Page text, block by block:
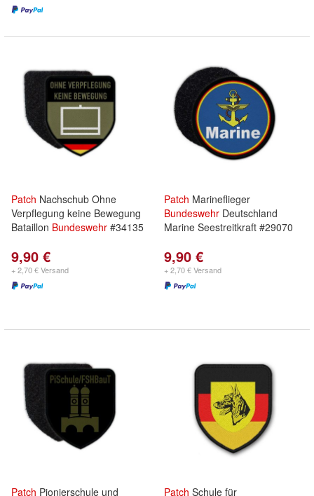
Patch Nachschub Ohne
Verpflegung keine Bewegung
Bataillon Bundeswehr #34135
9,90 €
+ 2,70 € Versand
Patch Marineflieger
Bundeswehr Deutschland
Marine Seestreitkraft #29070
9,90 €
+ 2,70 € Versand
Patch Pionierschule und
Patch Schule für